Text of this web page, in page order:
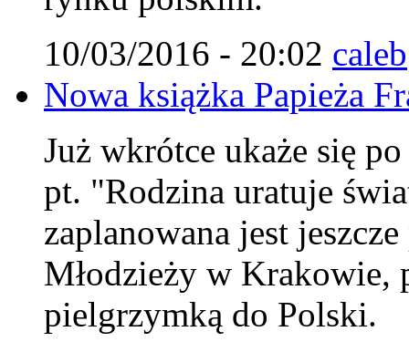
10/03/2016 - 20:02 caleb
Nowa książka Papieża
Już wkrótce ukaże się
pt. "Rodzina uratuje
zaplanowana jest
Młodzieży w Krakowie,
pielgrzymką do Polski.